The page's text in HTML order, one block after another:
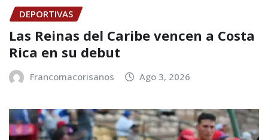
DEPORTIVAS
Las Reinas del Caribe vencen a Costa
Rica en su debut
Francomacorisanos Ago 3, 2026